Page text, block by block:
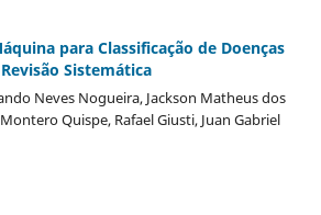
para Classificação de Doenças
Sistemática
Neves Nogueira, Jackson Matheus dos
Quispe, Rafael Giusti, Juan Gabriel